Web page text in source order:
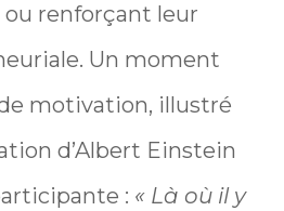
renforçant leur
Un moment
motivation, illustré
d’Albert Einstein
: « Là où il y